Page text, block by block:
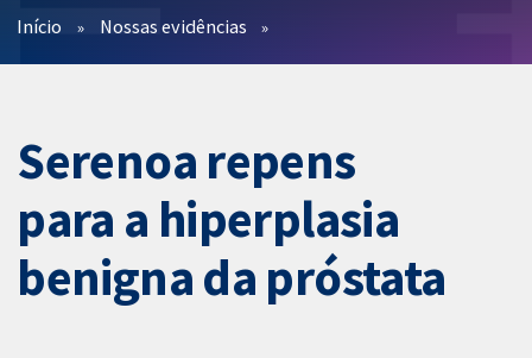
Filtros
Início Nossas evidências
Serenoa repens
para a hiperplasia
benigna da próstata